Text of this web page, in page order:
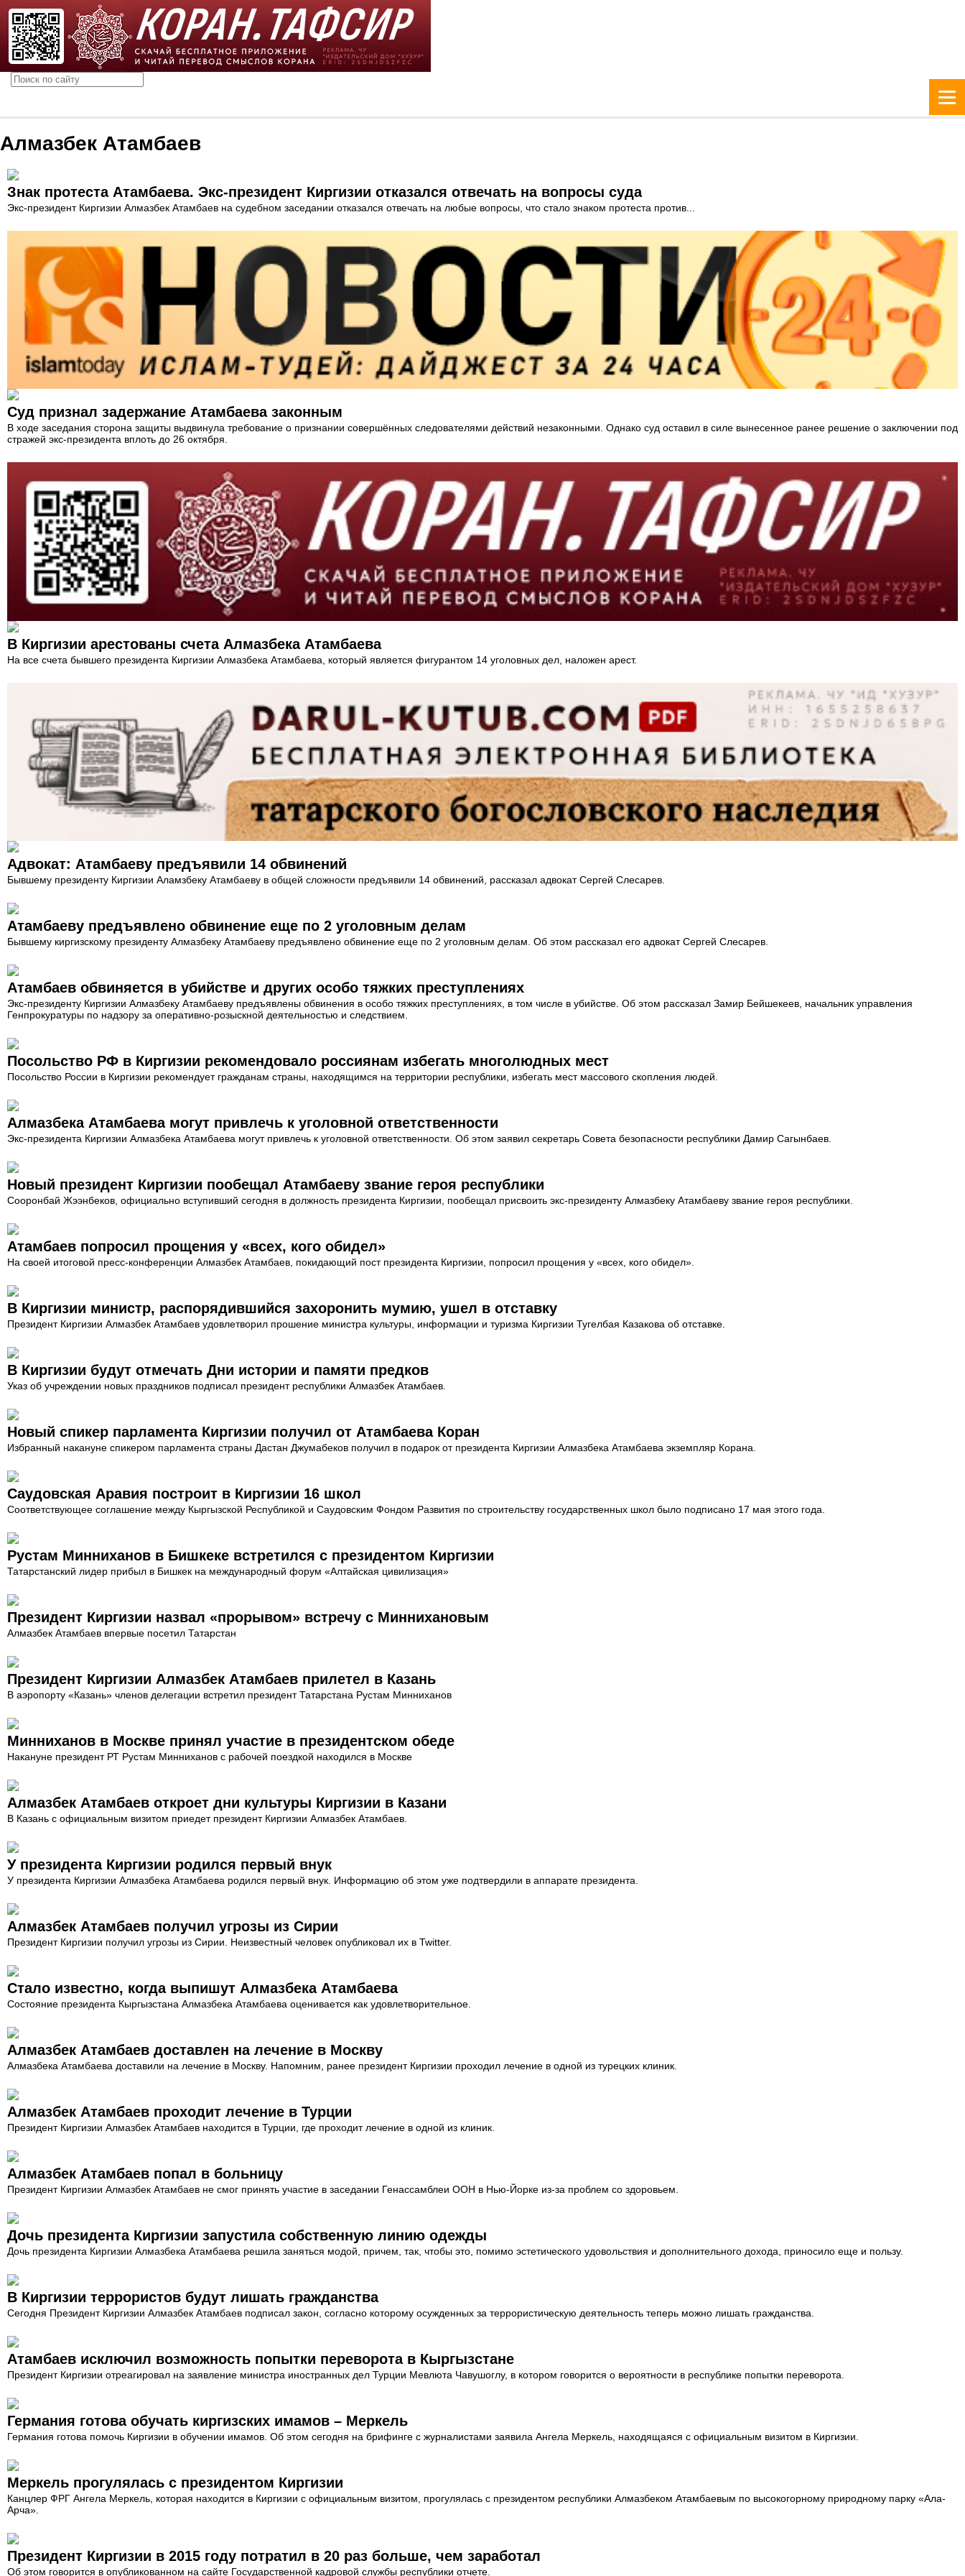
Алмазбек Атамбаев
Знак протеста Атамбаева. Экс-президент Киргизии отказался отвечать на вопросы суда
Экс-президент Киргизии Алмазбек Атамбаев на судебном заседании отказался отвечать на любые вопросы, что стало знаком протеста против...
Суд признал задержание Атамбаева законным
В ходе заседания сторона защиты выдвинула требование о признании совершённых следователями действий незаконными. Однако суд оставил в силе вынесенное ранее решение о заключении под
стражей экс-президента вплоть до 26 октября.
В Киргизии арестованы счета Алмазбека Атамбаева
На все счета бывшего президента Киргизии Алмазбека Атамбаева, который является фигурантом 14 уголовных дел, наложен арест.
Адвокат: Атамбаеву предъявили 14 обвинений
Бывшему президенту Киргизии Аламзбеку Атамбаеву в общей сложности предъявили 14 обвинений, рассказал адвокат Сергей Слесарев.
Атамбаеву предъявлено обвинение еще по 2 уголовным делам
Бывшему киргизскому президенту Алмазбеку Атамбаеву предъявлено обвинение еще по 2 уголовным делам. Об этом рассказал его адвокат Сергей Слесарев.
Атамбаев обвиняется в убийстве и других особо тяжких преступлениях
Экс-президенту Киргизии Алмазбеку Атамбаеву предъявлены обвинения в особо тяжких преступлениях, в том числе в убийстве. Об этом рассказал Замир Бейшекеев, начальник управления
Генпрокуратуры по надзору за оперативно-розыскной деятельностью и следствием.
Посольство РФ в Киргизии рекомендовало россиянам избегать многолюдных мест
Посольство России в Киргизии рекомендует гражданам страны, находящимся на территории республики, избегать мест массового скопления людей.
Алмазбека Атамбаева могут привлечь к уголовной ответственности
Экс-президента Киргизии Алмазбека Атамбаева могут привлечь к уголовной ответственности. Об этом заявил секретарь Совета безопасности республики Дамир Сагынбаев.
Новый президент Киргизии пообещал Атамбаеву звание героя республики
Сооронбай Жээнбеков, официально вступивший сегодня в должность президента Киргизии, пообещал присвоить экс-президенту Алмазбеку Атамбаеву звание героя республики.
Атамбаев попросил прощения у «всех, кого обидел»
На своей итоговой пресс-конференции Алмазбек Атамбаев, покидающий пост президента Киргизии, попросил прощения у «всех, кого обидел».
В Киргизии министр, распорядившийся захоронить мумию, ушел в отставку
Президент Киргизии Алмазбек Атамбаев удовлетворил прошение министра культуры, информации и туризма Киргизии Тугелбая Казакова об отставке.
В Киргизии будут отмечать Дни истории и памяти предков
Указ об учреждении новых праздников подписал президент республики Алмазбек Атамбаев.
Новый спикер парламента Киргизии получил от Атамбаева Коран
Избранный накануне спикером парламента страны Дастан Джумабеков получил в подарок от президента Киргизии Алмазбека Атамбаева экземпляр Корана.
Саудовская Аравия построит в Киргизии 16 школ
Соответствующее соглашение между Кыргызской Республикой и Саудовским Фондом Развития по строительству государственных школ было подписано 17 мая этого года.
Рустам Минниханов в Бишкеке встретился с президентом Киргизии
Татарстанский лидер прибыл в Бишкек на международный форум «Алтайская цивилизация»
Президент Киргизии назвал «прорывом» встречу с Миннихановым
Алмазбек Атамбаев впервые посетил Татарстан
Президент Киргизии Алмазбек Атамбаев прилетел в Казань
В аэропорту «Казань» членов делегации встретил президент Татарстана Рустам Минниханов
Минниханов в Москве принял участие в президентском обеде
Накануне президент РТ Рустам Минниханов с рабочей поездкой находился в Москве
Алмазбек Атамбаев откроет дни культуры Киргизии в Казани
В Казань с официальным визитом приедет президент Киргизии Алмазбек Атамбаев.
У президента Киргизии родился первый внук
У президента Киргизии Алмазбека Атамбаева родился первый внук. Информацию об этом уже подтвердили в аппарате президента.
Алмазбек Атамбаев получил угрозы из Сирии
Президент Киргизии получил угрозы из Сирии. Неизвестный человек опубликовал их в Twitter.
Стало известно, когда выпишут Алмазбека Атамбаева
Состояние президента Кыргызстана Алмазбека Атамбаева оценивается как удовлетворительное.
Алмазбек Атамбаев доставлен на лечение в Москву
Алмазбека Атамбаева доставили на лечение в Москву. Напомним, ранее президент Киргизии проходил лечение в одной из турецких клиник.
Алмазбек Атамбаев проходит лечение в Турции
Президент Киргизии Алмазбек Атамбаев находится в Турции, где проходит лечение в одной из клиник.
Алмазбек Атамбаев попал в больницу
Президент Киргизии Алмазбек Атамбаев не смог принять участие в заседании Генассамблеи ООН в Нью-Йорке из-за проблем со здоровьем.
Дочь президента Киргизии запустила собственную линию одежды
Дочь президента Киргизии Алмазбека Атамбаева решила заняться модой, причем, так, чтобы это, помимо эстетического удовольствия и дополнительного дохода, приносило еще и пользу.
В Киргизии террористов будут лишать гражданства
Сегодня Президент Киргизии Алмазбек Атамбаев подписал закон, согласно которому осужденных за террористическую деятельность теперь можно лишать гражданства.
Атамбаев исключил возможность попытки переворота в Кыргызстане
Президент Киргизии отреагировал на заявление министра иностранных дел Турции Мевлюта Чавушоглу, в котором говорится о вероятности в республике попытки переворота.
Германия готова обучать киргизских имамов – Меркель
Германия готова помочь Киргизии в обучении имамов. Об этом сегодня на брифинге с журналистами заявила Ангела Меркель, находящаяся с официальным визитом в Киргизии.
Меркель прогулялась с президентом Киргизии
Канцлер ФРГ Ангела Меркель, которая находится в Киргизии с официальным визитом, прогулялась с президентом республики Алмазбеком Атамбаевым по высокогорному природному парку «Ала-
Арча».
Президент Киргизии в 2015 году потратил в 20 раз больше, чем заработал
Об этом говорится в опубликованном на сайте Государственной кадровой службы республики отчете.